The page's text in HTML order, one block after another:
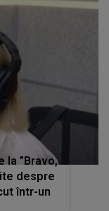
la ”Bravo,
despre
într-un